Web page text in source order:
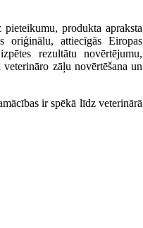
produkta apraksta
oriģinālu, attiecīgās Eiropas
rezultātu novērtējumu,
zāļu novērtēšana un
ir spēkā līdz veterinārā